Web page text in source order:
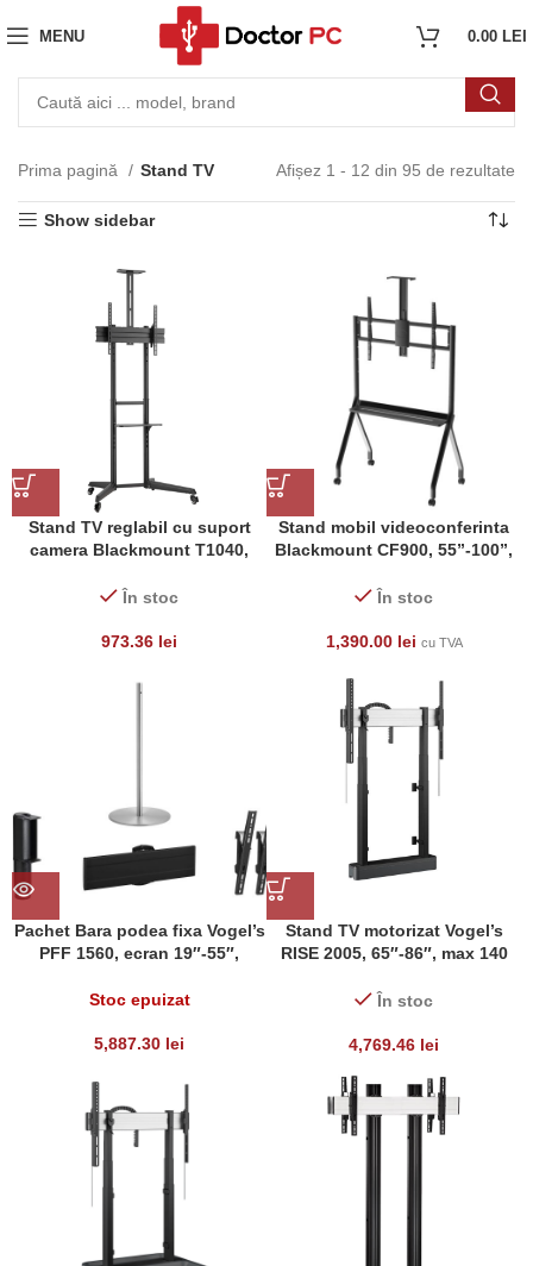
MENU 0.00 LEI
Prima pagină Stand TV Afișez 1 - 12 din 95 de rezultate
Show sidebar
Stand TV reglabil cu suport
camera Blackmount T1040,
PNRAS/PNRR
În stoc
973.36 lei
Stand mobil videoconferinta
Blackmount CF900, 55”-100”,
media inclus, negru
În stoc
1,390.00 lei cu TVA
Pachet Bara podea fixa Vogel’s
PFF 1560, ecran 19″-55″,
inaltime 160cm
Stoc epuizat
5,887.30 lei
Stand TV motorizat Vogel’s
RISE 2005, 65″-86″, max 140
PNRAS/PNRR
În stoc
4,769.46 lei